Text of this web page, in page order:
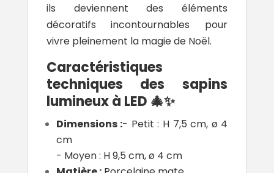
ils deviennent des éléments
décoratifs incontournables pour
vivre pleinement la magie de Noël.
Caractéristiques
techniques des sapins
lumineux à LED 🎄✨
Dimensions :- Petit : H 7,5 cm, ø 4
cm
- Moyen : H 9,5 cm, ø 4 cm